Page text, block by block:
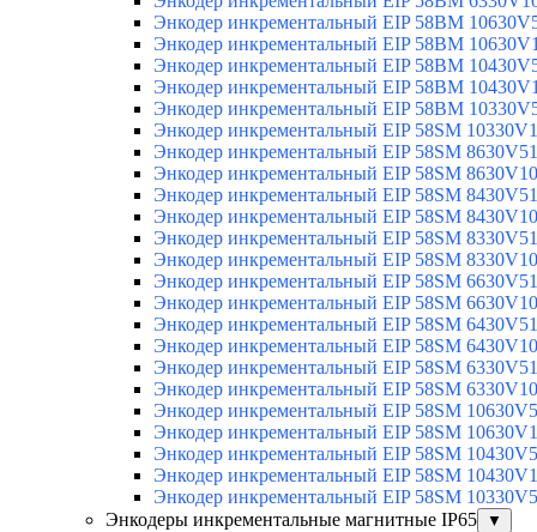
Энкодер инкрементальный EIP 58BM
Энкодер инкрементальный EIP 58BM
Энкодер инкрементальный EIP 58BM
Энкодер инкрементальный EIP 58BM
Энкодер инкрементальный EIP 58BM
Энкодер инкрементальный EIP 58SM
Энкодер инкрементальный EIP 58SM
Энкодер инкрементальный EIP 58SM
Энкодер инкрементальный EIP 58SM
Энкодер инкрементальный EIP 58SM
Энкодер инкрементальный EIP 58SM
Энкодер инкрементальный EIP 58SM
Энкодер инкрементальный EIP 58SM
Энкодер инкрементальный EIP 58SM
Энкодер инкрементальный EIP 58SM
Энкодер инкрементальный EIP 58SM
Энкодер инкрементальный EIP 58SM
Энкодер инкрементальный EIP 58SM
Энкодер инкрементальный EIP 58SM
Энкодер инкрементальный EIP 58SM
Энкодер инкрементальный EIP 58SM
Энкодер инкрементальный EIP 58SM
Энкодер инкрементальный EIP 58SM
Энкодеры инкрементальные магнитные IP65
▼